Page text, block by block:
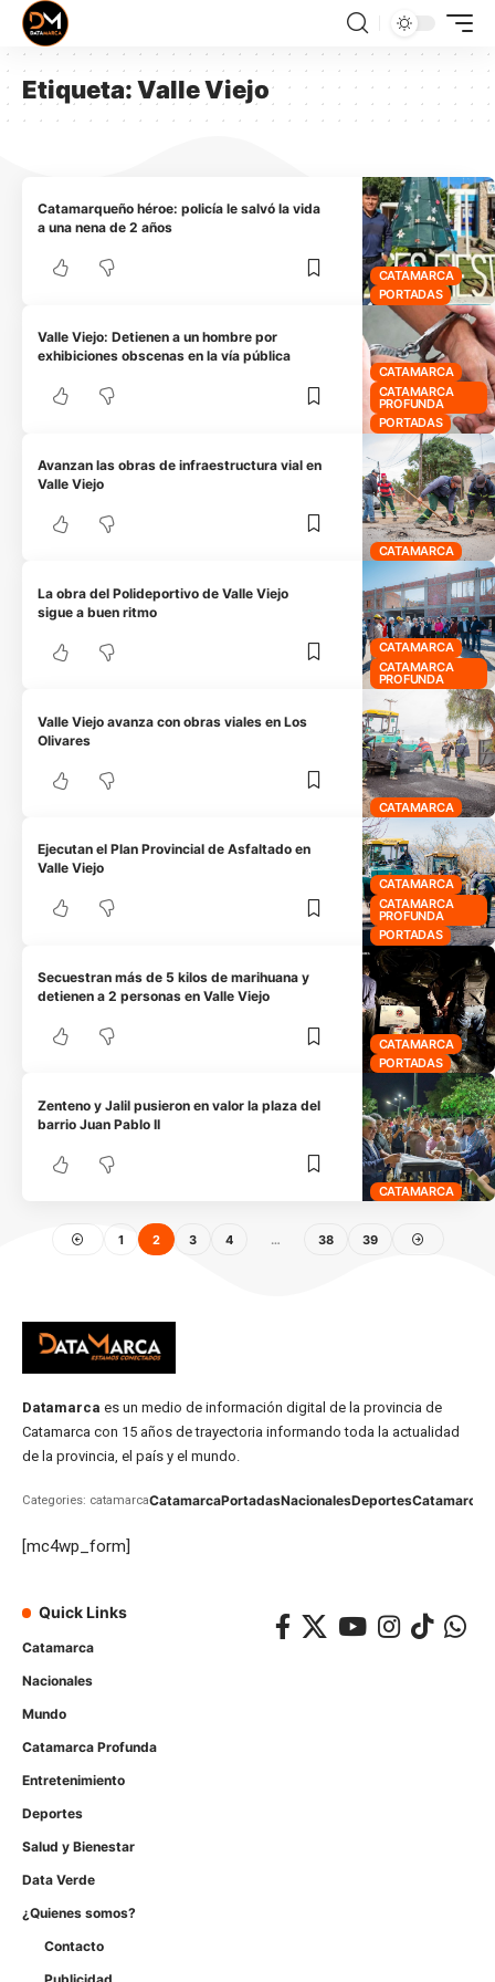
Etiqueta:Valle Viejo
CATAMARCA
PORTADAS
Catamarqueño héroe: policía le salvó la vida
a una nena de 2 años
CATAMARCA
CATAMARCA
PROFUNDA
PORTADAS
Valle Viejo: Detienen a un hombre por
exhibiciones obscenas en la vía pública
CATAMARCA
Avanzan las obras de infraestructura vial en
Valle Viejo
CATAMARCA
CATAMARCA
PROFUNDA
La obra del Polideportivo de Valle Viejo
sigue a buen ritmo
CATAMARCA
Valle Viejo avanza con obras viales en Los
Olivares
CATAMARCA
CATAMARCA
PROFUNDA
PORTADAS
Ejecutan el Plan Provincial de Asfaltado en
Valle Viejo
CATAMARCA
PORTADAS
Secuestran más de 5 kilos de marihuana y
detienen a 2 personas en Valle Viejo
CATAMARCA
Zenteno y Jalil pusieron en valor la plaza del
barrio Juan Pablo II
1 2 3 4 … 38 39
Datamarca es un medio de información digital de la provincia de
Catamarca con 15 años de trayectoria informando toda la actualidad
de la provincia, el país y el mundo.
Categories: catamarcaCatamarcaPortadasNacionalesDeportesCatamarca
[mc4wp_form]
Quick Links
Catamarca
Nacionales
Mundo
Catamarca Profunda
Entretenimiento
Deportes
Salud y Bienestar
Data Verde
¿Quienes somos?
Contacto